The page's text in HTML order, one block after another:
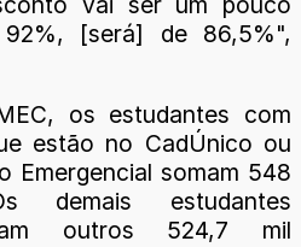
[será] de 86,5%",
os estudantes com
estão no CadÚnico ou
Emergencial somam 548
demais estudantes
outros 524,7 mil